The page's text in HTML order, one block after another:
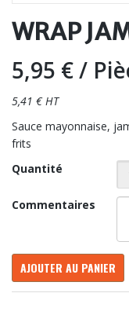
WRAP
5,95 €/
5,41 € HT
Sauce mayonnaise,
frits
Quantité
Commentaires
AJOUTER AU PANIER